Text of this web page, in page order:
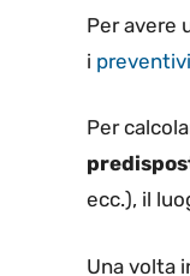
Per avere
i
Per
ecc.), il
Una volta